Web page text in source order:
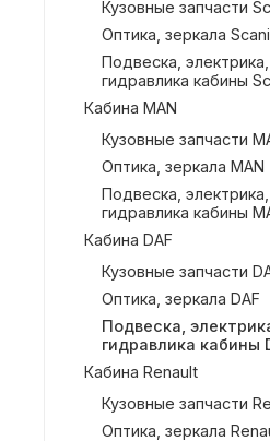
Кузовные запчасти
Оптика, зеркала
Подвеска, электрика,
гидравлика кабины
Кабина MAN
Кузовные запчасти
Оптика, зеркала MAN
Подвеска, электрика,
гидравлика кабины
Кабина DAF
Кузовные запчасти
Оптика, зеркала DAF
Подвеска,
гидравлика кабины
Кабина Renault
Кузовные запчасти
Оптика, зеркала